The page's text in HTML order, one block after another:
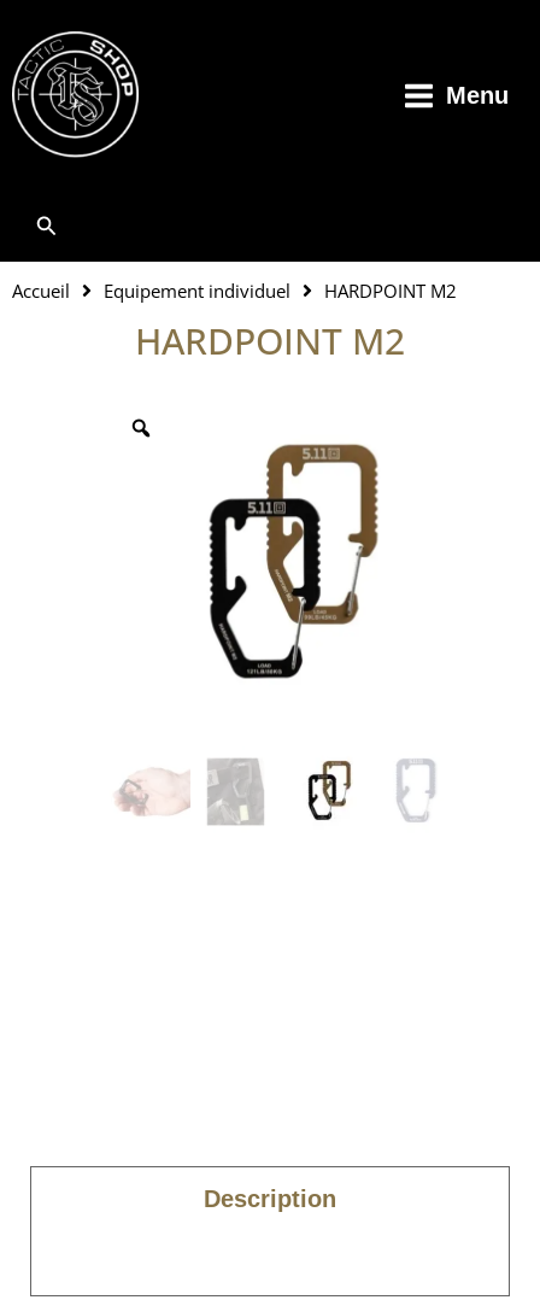
contenu
Menu
Rechercher
Accueil Equipement individuel HARDPOINT M2
HARDPOINT M2
Description